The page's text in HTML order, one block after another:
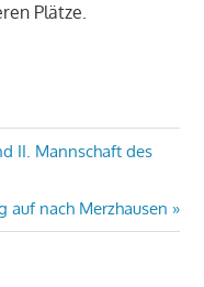
Plätze.
II. Mannschaft des
auf nach Merzhausen